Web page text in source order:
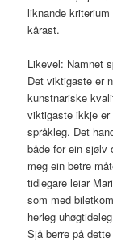
liknande
kårast.
Likevel: Namnet
Det viktigaste er
kunstnariske
viktigaste ikkje er
språkleg. Det
både for ein sjølv
meg ein betre
tidlegare leiar
som med
herleg
Sjå berre på